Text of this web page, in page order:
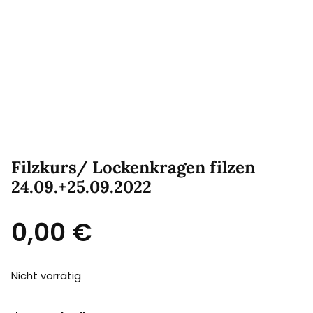
Filzkurs/ Lockenkragen filzen
24.09.+25.09.2022
0,00 €
Nicht vorrätig